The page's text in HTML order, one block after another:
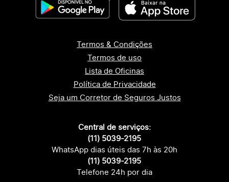
Termos & Condições
Termos de uso
Lista de Oficinas
Política de Privacidade
Seja um Corretor de Seguros Justos
Central de serviços:
(11) 5039-2195
WhatsApp dias úteis das 7h às 20h
(11) 5039-2195
Telefone 24h por dia